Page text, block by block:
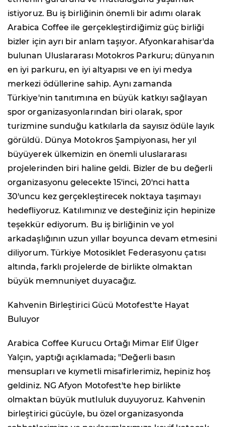
istiyoruz. Bu iş birliğinin önemli bir adımı olarak
Arabica Coffee ile gerçekleştirdiğimiz güç birliği
bizler için ayrı bir anlam taşıyor. Afyonkarahisar'da
bulunan Uluslararası Motokros Parkuru; dünyanın
en iyi parkuru, en iyi altyapısı ve en iyi medya
merkezi ödüllerine sahip. Aynı zamanda
Türkiye'nin tanıtımına en büyük katkıyı sağlayan
spor organizasyonlarından biri olarak, spor
turizmine sunduğu katkılarla da sayısız ödüle layık
görüldü. Dünya Motokros Şampiyonası, her yıl
büyüyerek ülkemizin en önemli uluslararası
projelerinden biri haline geldi. Bizler de bu değerli
organizasyonu gelecekte 15'inci, 20'nci hatta
30'uncu kez gerçekleştirecek noktaya taşımayı
hedefliyoruz. Katılımınız ve desteğiniz için hepinize
teşekkür ediyorum. Bu iş birliğinin ve yol
arkadaşlığının uzun yıllar boyunca devam etmesini
diliyorum. Türkiye Motosiklet Federasyonu çatısı
altında, farklı projelerde de birlikte olmaktan
büyük memnuniyet duyacağız.
Kahvenin Birleştirici Gücü Motofest'te Hayat
Buluyor
Arabica Coffee Kurucu Ortağı Mimar Elif Ülger
Yalçın, yaptığı açıklamada; "Değerli basın
mensupları ve kıymetli misafirlerimiz, hepiniz hoş
geldiniz. NG Afyon Motofest'te hep birlikte
olmaktan büyük mutluluk duyuyoruz. Kahvenin
birleştirici gücüyle, bu özel organizasyonda